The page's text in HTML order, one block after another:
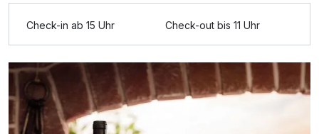
Für 6 Tage p.P. ab350,00 €
Check-in ab 15 Uhr Check-out bis 11 Uhr